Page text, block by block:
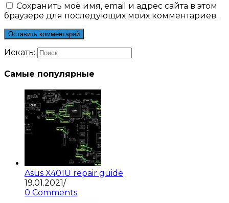
Сохранить моё имя, email и адрес сайта в этом
браузере для последующих моих комментариев.
Искать:
Самые популярные
Asus X401U repair guide
19.01.2021/
0 Comments